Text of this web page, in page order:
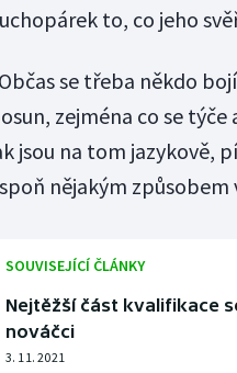
to, co jeho
se třeba někdo
zejména co se
jsou na tom jazykově,
nějakým
SOUVISEJÍCÍ ČLÁNKY
Nejtěžší část kvalifikace
nováčci
3. 11. 2021